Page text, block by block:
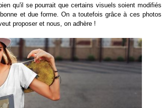
qu'il se pourrait que certains visuels soient modifiés
et due forme. On a toutefois grâce à ces photos
proposer et nous, on adhère !